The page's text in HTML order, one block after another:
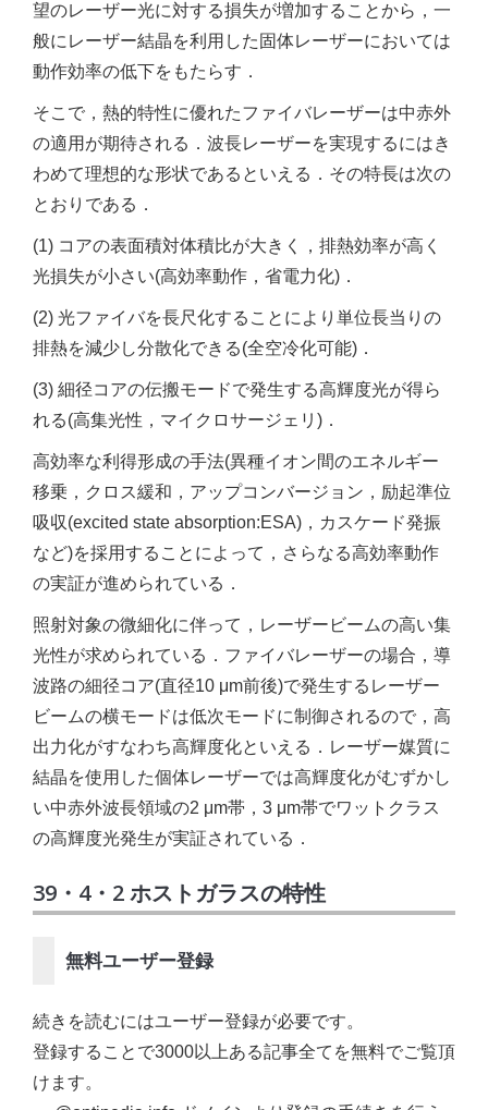
望のレーザー光に対する損失が増加することから，一
般にレーザー結晶を利用した固体レーザーにおいては
動作効率の低下をもたらす．
そこで，熱的特性に優れたファイバレーザーは中赤外
の適用が期待される．波長レーザーを実現するにはき
わめて理想的な形状であるといえる．その特長は次の
とおりである．
(1) コアの表面積対体積比が大きく，排熱効率が高く
光損失が小さい(高効率動作，省電力化)．
(2) 光ファイバを長尺化することにより単位長当りの
排熱を減少し分散化できる(全空冷化可能)．
(3) 細径コアの伝搬モードで発生する高輝度光が得ら
れる(高集光性，マイクロサージェリ)．
高効率な利得形成の手法(異種イオン間のエネルギー
移乗，クロス緩和，アップコンバージョン，励起準位
吸収(excited state absorption:ESA)，カスケード発振
など)を採用することによって，さらなる高効率動作
の実証が進められている．
照射対象の微細化に伴って，レーザービームの高い集
光性が求められている．ファイバレーザーの場合，導
波路の細径コア(直径10 μm前後)で発生するレーザー
ビームの横モードは低次モードに制御されるので，高
出力化がすなわち高輝度化といえる．レーザー媒質に
結晶を使用した個体レーザーでは高輝度化がむずかし
い中赤外波長領域の2 μm帯，3 μm帯でワットクラス
の高輝度光発生が実証されている．
39・4・2 ホストガラスの特性
無料ユーザー登録
続きを読むにはユーザー登録が必要です。
登録することで3000以上ある記事全てを無料でご覧頂
けます。